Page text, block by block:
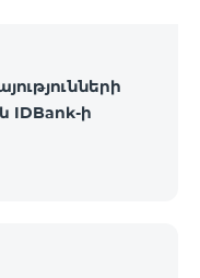
IDBank-ի